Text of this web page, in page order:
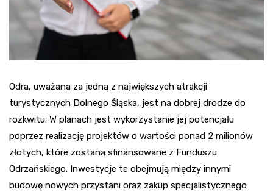
Odra, uważana za jedną z największych atrakcji
turystycznych Dolnego Śląska, jest na dobrej drodze do
rozkwitu. W planach jest wykorzystanie jej potencjału
poprzez realizację projektów o wartości ponad 2 milionów
złotych, które zostaną sfinansowane z Funduszu
Odrzańskiego. Inwestycje te obejmują między innymi
budowę nowych przystani oraz zakup specjalistycznego